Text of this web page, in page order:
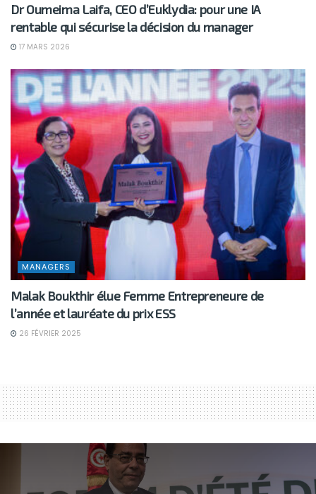
Dr Oumeima Laifa, CEO d’Euklydia: pour une IA
rentable qui sécurise la décision du manager
17 MARS 2026
MANAGERS
Malak Boukthir élue Femme Entrepreneure de
l’année et lauréate du prix ESS
26 FÉVRIER 2025